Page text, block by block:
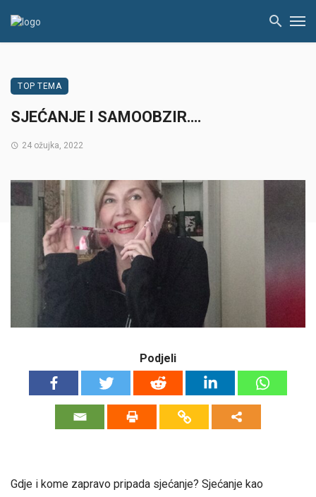
TOP TEMA
SJEĆANJE I SAMOOBZIR….
24 ožujka, 2022
Podjeli
Gdje i kome zapravo pripada sjećanje? Sjećanje kao